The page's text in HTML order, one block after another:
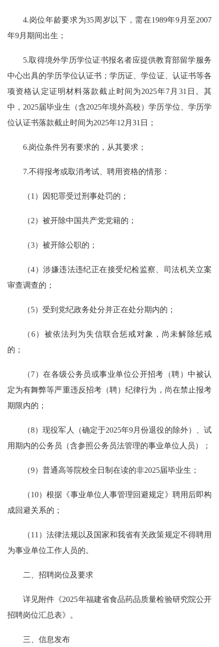
4.岗位年龄要求为35周岁以下，需在1989年9月至2007
年9月期间出生；
5.取得境外学历学位证书报名者应提供教育部留学服务
中心出具的学历学位认证书；学历证、学位证、认证书等各
项资格认定证明材料落款截止时间为2025年7月31日。其
中，2025届毕业生（含2025年境外高校）学历学位、学历学
位认证书落款截止时间为2025年12月31日；
6.岗位条件另有要求的，从其要求；
7.不得报考或取消考试、聘用资格的情形：
（1）因犯罪受过刑事处罚的；
（2）被开除中国共产党党籍的；
（3）被开除公职的；
（4）涉嫌违法违纪正在接受纪检监察、司法机关立案
审查调查的；
（5）受到党纪政务处分并正在处分期内的；
（6）被依法列为失信联合惩戒对象，尚未解除惩戒
的；
（7）在各级公务员或事业单位公开招考（聘）中被认
定为有舞弊等严重违反招考（聘）纪律行为，尚在禁止报考
期限内的；
（8）现役军人（确定于2025年9月份退役的除外）、试
用期内的公务员（含参照公务员法管理的事业单位人员）；
（9）普通高等院校全日制在读的非2025届毕业生；
（10）根据《事业单位人事管理回避规定》聘用后即构
成回避关系的；
（11）法律法规以及国家和我省有关政策规定不得聘用
为事业单位工作人员的。
二、招聘岗位及要求
详见附件《2025年福建省食品药品质量检验研究院公开
招聘岗位汇总表》。
三、信息发布